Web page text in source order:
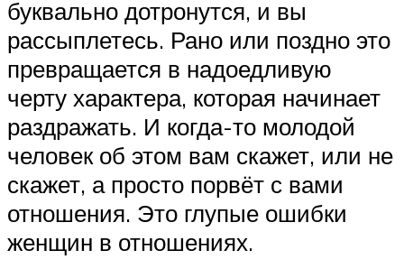
буквально дотронутся, и вы
рассыплетесь. Рано или поздно это
превращается в надоедливую
черту характера, которая начинает
раздражать. И когда-то молодой
человек об этом вам скажет, или не
скажет, а просто порвёт с вами
отношения. Это глупые ошибки
женщин в отношениях.